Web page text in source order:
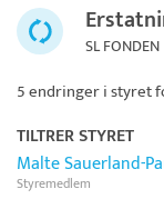
SL FONDEN
5 endringer i styret
TILTRER STYRET
Malte Sauerland-
Styremedlem